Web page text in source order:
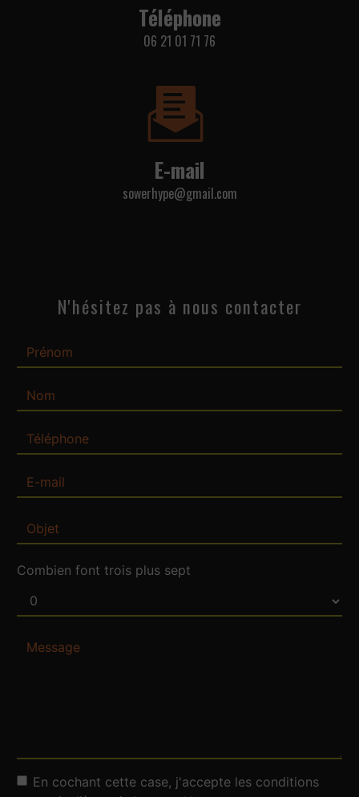
Téléphone
06 21 01 71 76
E-mail
sowerhype@gmail.com
N'hésitez pas à nous contacter
Combien font trois plus sept
En cochant cette case, j'accepte les conditions